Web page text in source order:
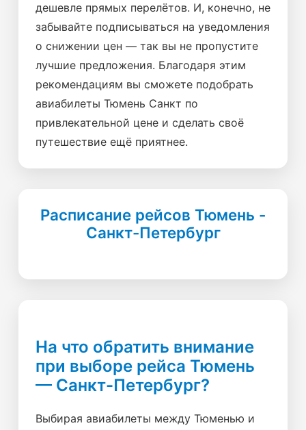
дешевле прямых перелётов. И, конечно, не
забывайте подписываться на уведомления
о снижении цен — так вы не пропустите
лучшие предложения. Благодаря этим
рекомендациям вы сможете подобрать
авиабилеты Тюмень Санкт по
привлекательной цене и сделать своё
путешествие ещё приятнее.
Расписание рейсов Тюмень -
Санкт-Петербург
На что обратить внимание
при выборе рейса Тюмень
— Санкт-Петербург?
Выбирая авиабилеты между Тюменью и